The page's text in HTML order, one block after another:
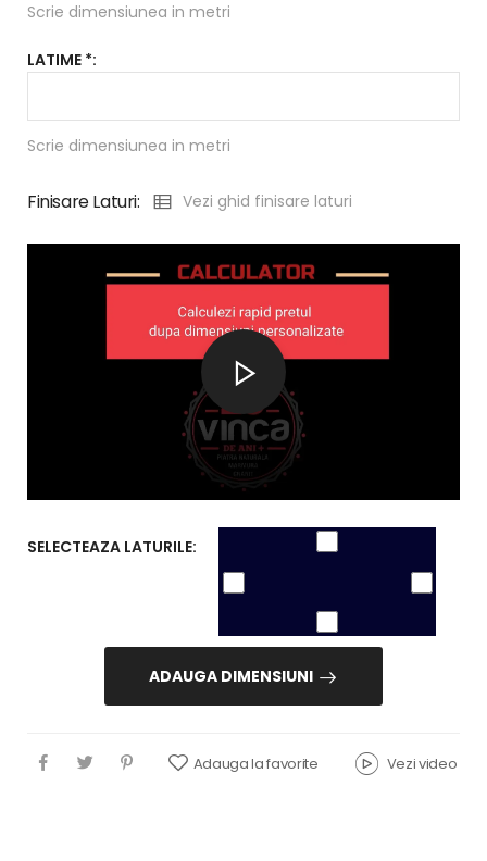
Scrie dimensiunea in metri
LATIME *:
Scrie dimensiunea in metri
Finisare Laturi: Vezi ghid finisare laturi
SELECTEAZA LATURILE:
ADAUGA DIMENSIUNI
Adauga la favorite Vezi video